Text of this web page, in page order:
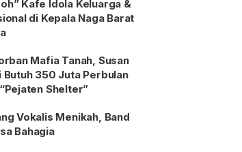
Kafe Idola Keluarga &
di Kepala Naga Barat
Mafia Tanah, Susan
Butuh 350 Juta Perbulan
Shelter”
Vokalis Menikah, Band
Bahagia